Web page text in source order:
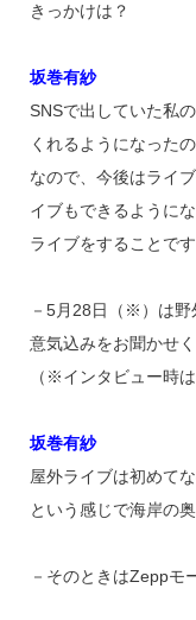
きっかけは？
坂巻有紗
SNSで出していた私
くれるようになった
なので、今後はライ
イブもできるように
ライブをすることで
－5月28日（※）は野
意気込みをお聞かせく
（※インタビュー時は
坂巻有紗
屋外ライブは初めて
という感じで海岸の
－そのときはZeppモ